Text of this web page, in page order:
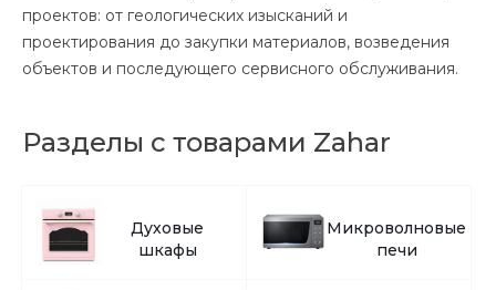
проектов: от геологических изысканий и
проектирования до закупки материалов, возведения
объектов и последующего сервисного обслуживания.
Разделы с товарами Zahar
Духовые
шкафы
Микроволновые
печи